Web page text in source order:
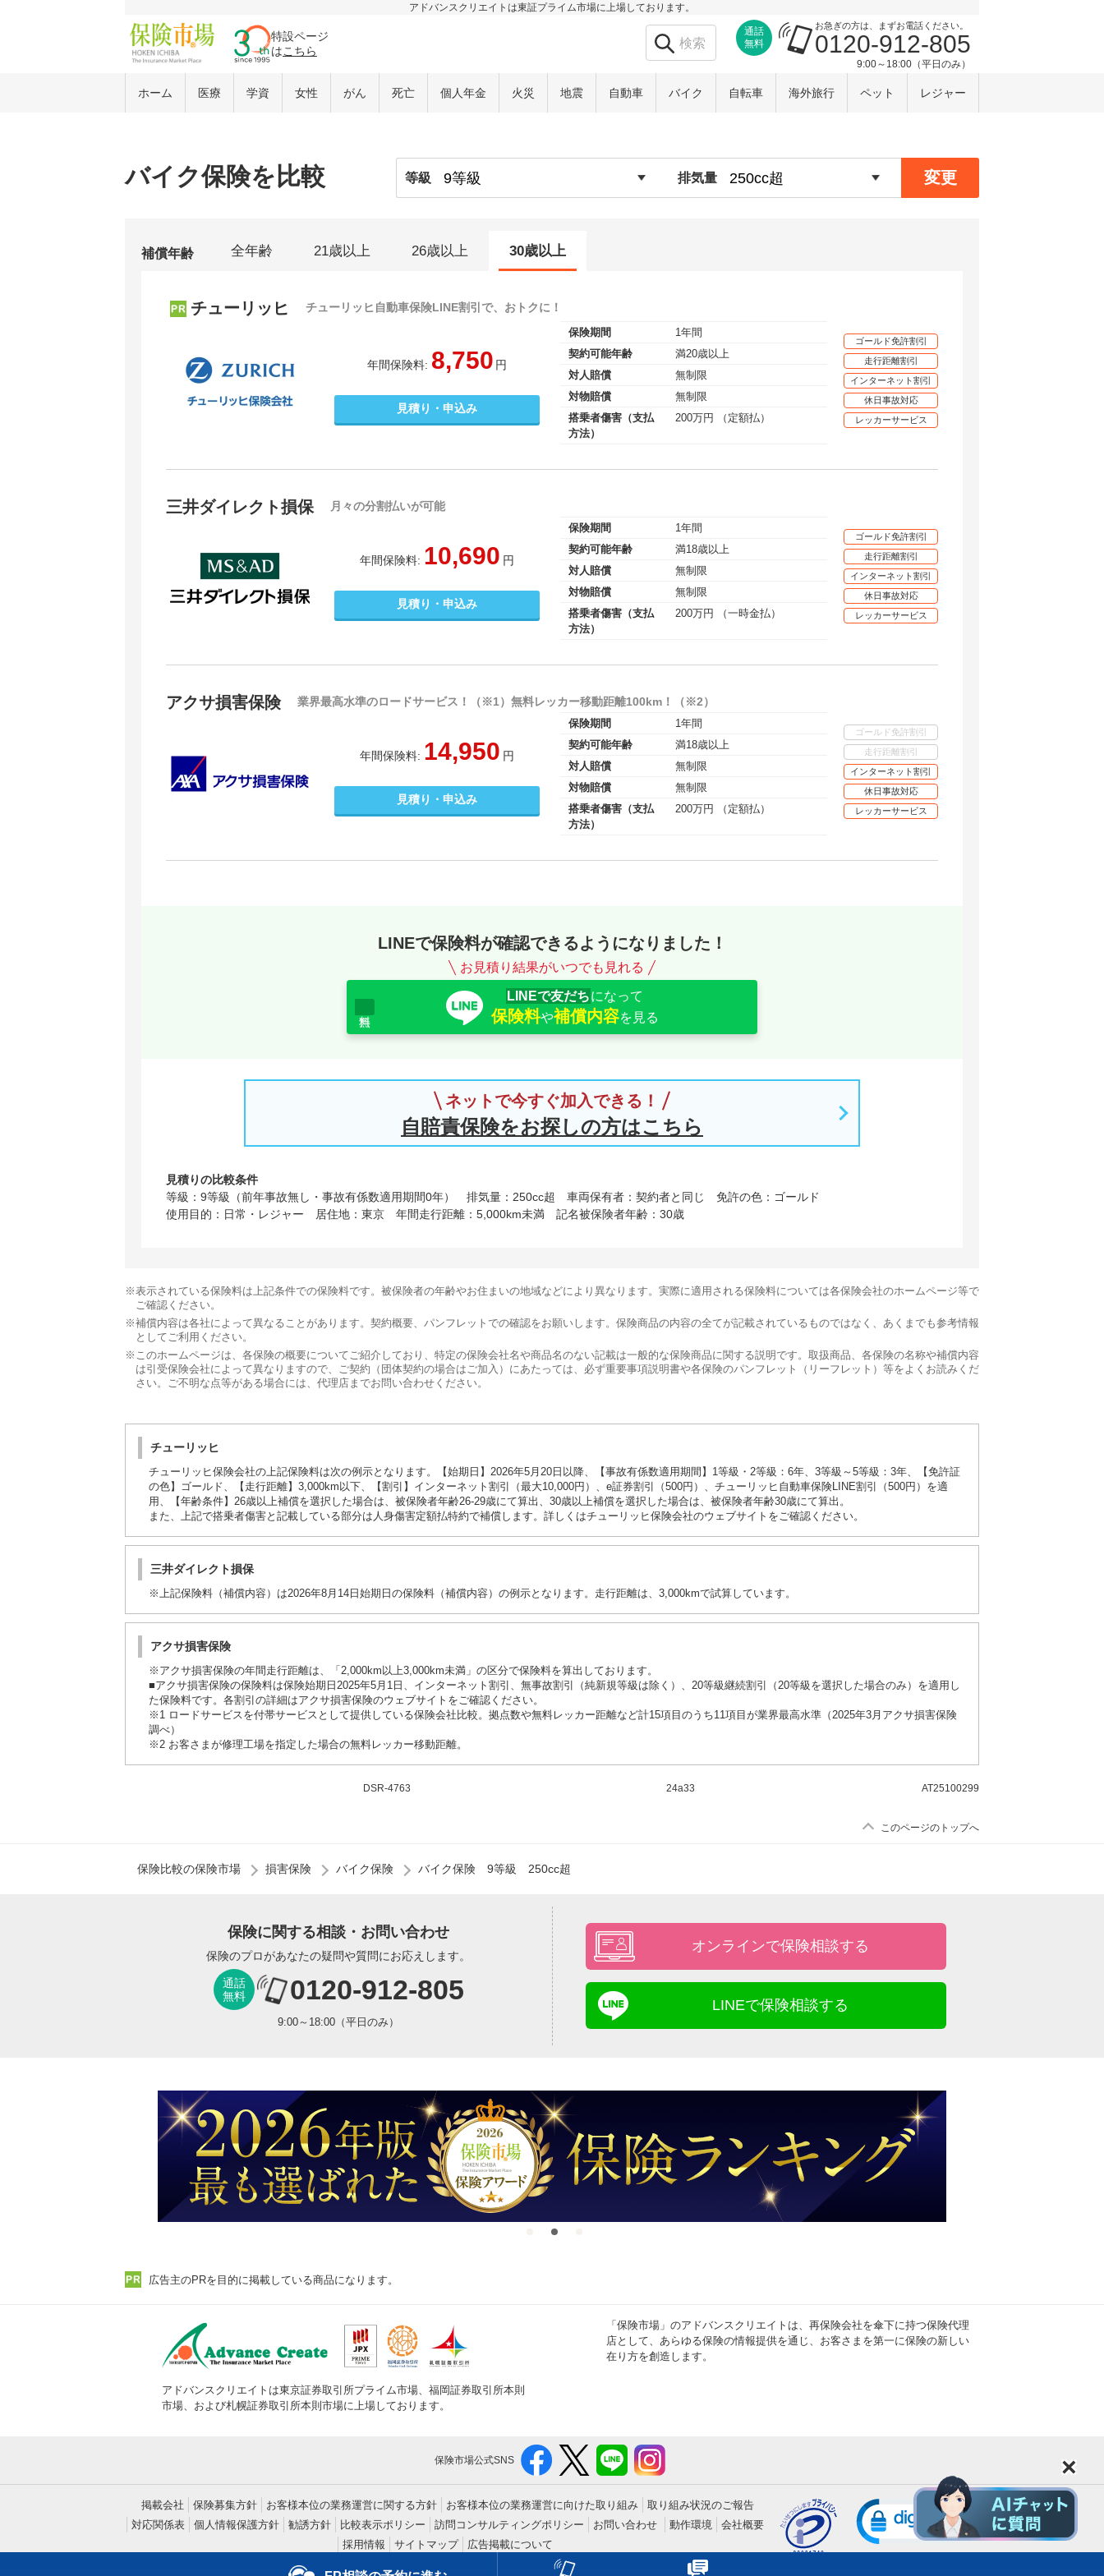
×
アドバンスクリエイトは東証プライム市場に上場しております。
特設ページ
はこちら
通話
無料
お急ぎの方は、まずお電話ください。
0120-912-805
9:00～18:00（平日のみ）
ホーム 医療 学資 女性 がん 死亡 個人年金 火災 地震 自動車 バイク 自転車 海外旅行 ペット レジャー
バイク保険を比較 等級 排気量 変更
補償年齢 全年齢 21歳以上 26歳以上 30歳以上
チューリッヒ チューリッヒ自動車保険LINE割引で、おトクに！
年間保険料: 8,750 円
見積り・申込み
保険期間
1年間
契約可能年齢
満20歳以上
対人賠償
無制限
対物賠償
無制限
搭乗者傷害（支払
方法）
200万円 （定額払）
ゴールド免許割引
走行距離割引
インターネット割引
休日事故対応
レッカーサービス
三井ダイレクト損保 月々の分割払いが可能
年間保険料: 10,690 円
見積り・申込み
保険期間
1年間
契約可能年齢
満18歳以上
対人賠償
無制限
対物賠償
無制限
搭乗者傷害（支払
方法）
200万円 （一時金払）
ゴールド免許割引
走行距離割引
インターネット割引
休日事故対応
レッカーサービス
アクサ損害保険 業界最高水準のロードサービス！（※1）無料レッカー移動距離100km！（※2）
年間保険料: 14,950 円
見積り・申込み
保険期間
1年間
契約可能年齢
満18歳以上
対人賠償
無制限
対物賠償
無制限
搭乗者傷害（支払
方法）
200万円 （定額払）
ゴールド免許割引
走行距離割引
インターネット割引
休日事故対応
レッカーサービス
LINEで保険料が確認できるようになりました！
お見積り結果がいつでも見れる
LINEで友だちになって
保険料や補償内容を見る
ネットで今すぐ加入できる！
自賠責保険をお探しの方はこちら
見積りの比較条件
等級：9等級（前年事故無し・事故有係数適用期間0年）
排気量：250cc超 車両保有者：契約者と同じ
免許の色：ゴールド
使用目的：日常・レジャー
居住地：東京 年間走行距離：5,000km未満 記名被保険者年齢：30歳
※表示されている保険料は上記条件での保険料です。被保険者の年齢やお住まいの地域などにより異なります。実際に適用される保険料については各保険会社のホームページ等で
ご確認ください。
※補償内容は各社によって異なることがあります。契約概要、パンフレットでの確認をお願いします。保険商品の内容の全てが記載されているものではなく、あくまでも参考情報
としてご利用ください。
※このホームページは、各保険の概要についてご紹介しており、特定の保険会社名や商品名のない記載は一般的な保険商品に関する説明です。取扱商品、各保険の名称や補償内容
は引受保険会社によって異なりますので、ご契約（団体契約の場合はご加入）にあたっては、必ず重要事項説明書や各保険のパンフレット（リーフレット）等をよくお読みくだ
さい。ご不明な点等がある場合には、代理店までお問い合わせください。
チューリッヒ
チューリッヒ保険会社の上記保険料は次の例示となります。【始期日】2026年5月20日以降、【事故有係数適用期間】1等級・2等級：6年、3等級～5等級：3年、【免許証
の色】ゴールド、【走行距離】3,000km以下、【割引】インターネット割引（最大10,000円）、e証券割引（500円）、チューリッヒ自動車保険LINE割引（500円）を適
用、【年齢条件】26歳以上補償を選択した場合は、被保険者年齢26-29歳にて算出、30歳以上補償を選択した場合は、被保険者年齢30歳にて算出。
また、上記で搭乗者傷害と記載している部分は人身傷害定額払特約で補償します。詳しくはチューリッヒ保険会社のウェブサイトをご確認ください。
三井ダイレクト損保
※上記保険料（補償内容）は2026年8月14日始期日の保険料（補償内容）の例示となります。走行距離は、3,000kmで試算しています。
アクサ損害保険
※アクサ損害保険の年間走行距離は、「2,000km以上3,000km未満」の区分で保険料を算出しております。
■アクサ損害保険の保険料は保険始期日2025年5月1日、インターネット割引、無事故割引（純新規等級は除く）、20等級継続割引（20等級を選択した場合のみ）を適用し
た保険料です。各割引の詳細はアクサ損害保険のウェブサイトをご確認ください。
※1 ロードサービスを付帯サービスとして提供している保険会社比較。拠点数や無料レッカー距離など計15項目のうち11項目が業界最高水準（2025年3月アクサ損害保険
調べ）
※2 お客さまが修理工場を指定した場合の無料レッカー移動距離。
AT25100299
24a33
DSR-4763
このページのトップへ
保険比較の保険市場 損害保険 バイク保険 バイク保険 9等級 250cc超
保険に関する相談・お問い合わせ
保険のプロがあなたの疑問や質問にお応えします。
通話
無料
0120-912-805
9:00～18:00（平日のみ）
オンラインで保険相談する
LINEで保険相談する
広告主のPRを目的に掲載している商品になります。
アドバンスクリエイトは東京証券取引所プライム市場、福岡証券取引所本則
市場、および札幌証券取引所本則市場に上場しております。
「保険市場」のアドバンスクリエイトは、再保険会社を傘下に持つ保険代理
店として、あらゆる保険の情報提供を通じ、お客さまを第一に保険の新しい
在り方を創造します。
保険市場公式SNS
掲載会社 保険募集方針 お客様本位の業務運営に関する方針 お客様本位の業務運営に向けた取り組み
取り組み状況のご報告
対応関係表
個人情報保護方針 勧誘方針 比較表示ポリシー 訪問コンサルティングポリシー お問い合わせ 動作環境
会社概要
採用情報
サイトマップ 広告掲載について